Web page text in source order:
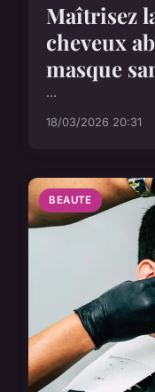
Maîtrisez
cheveux
masque
...
18/03/2026 20:31
BEAUTE